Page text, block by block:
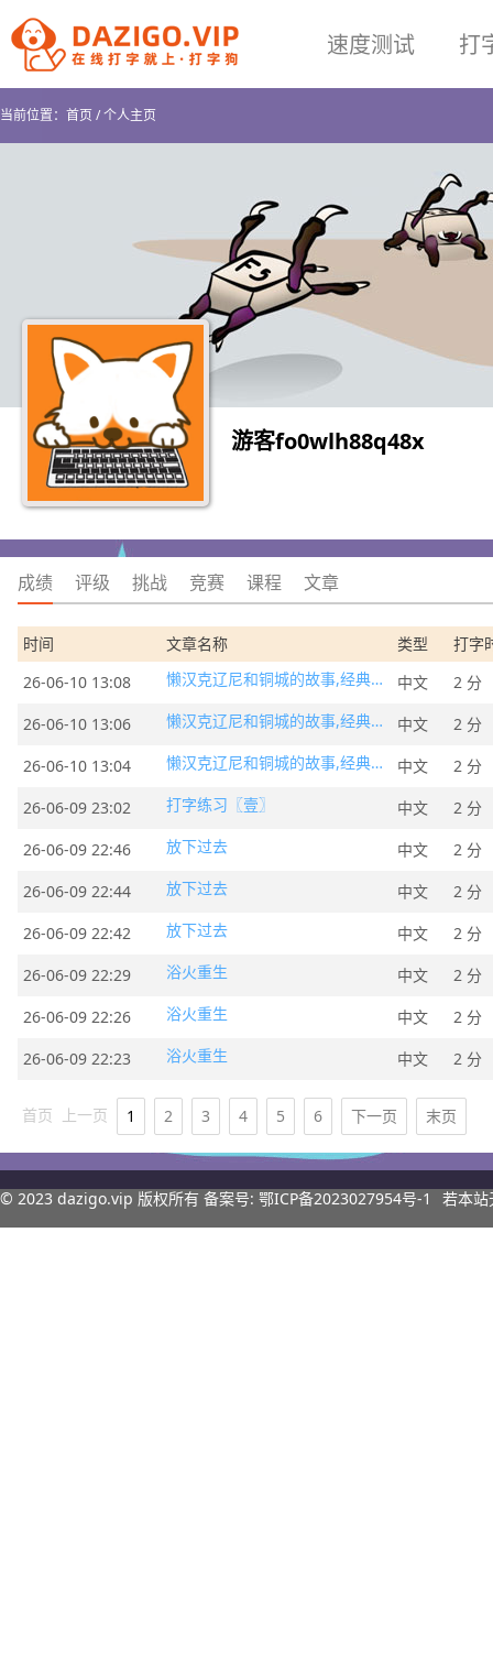
速度测试 打
当前位置： 首页/个人主页
游客fo0wlh88q48x
成绩 评级 挑战 竞赛 课程 文章
时间 文章名称 类型
打字
26-06-10 13:08
懒汉克辽尼和铜城的故事,经典童话 中文
2 分
26-06-10 13:06
懒汉克辽尼和铜城的故事,经典童话 中文
2 分
26-06-10 13:04
懒汉克辽尼和铜城的故事,经典童话 中文
2 分
26-06-09 23:02
打字练习〖壹〗 中文
2 分
26-06-09 22:46
放下过去 中文
2 分
26-06-09 22:44
放下过去 中文
2 分
26-06-09 22:42
放下过去 中文
2 分
26-06-09 22:29
浴火重生 中文
2 分
26-06-09 22:26
浴火重生 中文
2 分
26-06-09 22:23
浴火重生 中文 2 分
首页 上一页 1 2 3 4 5 6 下一页 末页
© 2023 dazigo.vip 版权所有 备案号: 鄂ICP备2023027954号-1 若本